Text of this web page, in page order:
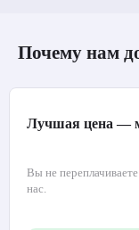
Почему нам
Лучшая цена —
Вы не
нас.